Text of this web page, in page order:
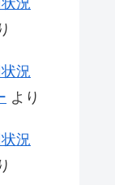
況
より
況